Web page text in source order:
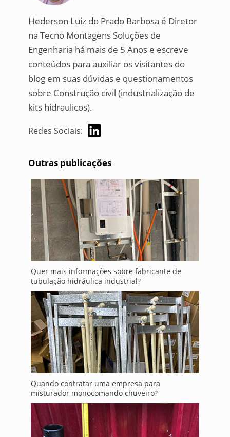
Hederson Luiz do Prado Barbosa é Diretor
na Tecno Montagens Soluções de
Engenharia há mais de 5 Anos e escreve
conteúdos para auxiliar os visitantes do
blog em suas dúvidas e questionamentos
sobre Construção civil (industrialização de
kits hidraulicos).
Redes Sociais:
Outras publicações
Quer mais informações sobre fabricante de
tubulação hidráulica industrial?
Quando contratar uma empresa para
misturador monocomando chuveiro?